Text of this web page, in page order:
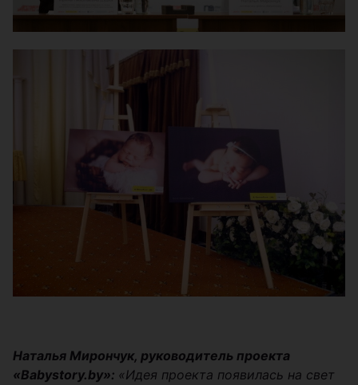
Наталья Мирончук, руководитель проекта
«Babystory.by»: «Идея проекта появилась на свет